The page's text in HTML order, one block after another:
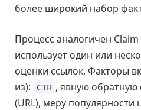
более широкий набор
Процесс аналогичен
использует один или
оценки ссылок. Факторы
из): CTR , явную обратную
(URL), меру популярности